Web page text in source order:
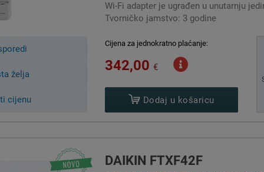
koriste se u situacijama kad želimo hladiti i grijati tri prostorije
postavlja odgovarajuća unutarnja jedinica te se sve tri unutarnje
QUADRAL:
jedinica Quadral klima uređaji DAIKINse sastoje od četiri
su međusobno spojene plinskim i električnim instalacijama.
snagu svih unutarnjih jedinica određuje snaga vanjske
unutarnjih jedinica na jednu vanjsku jedinicu, a u komercijalnoj
koriste se u sutuacijama kad želimo hladiti i grijati četiri
postavlja odgovarajuća unutarnja jedinica te se sve četiri
želja
cijenu
Wi-Fi adapter je ugrađen u unutarnju
Tvorničko jamstvo: 3 godine
Cijena za jednokratno plaćanje:
342,00 €
Dodaj u košaricu
DAIKIN FTXF42F